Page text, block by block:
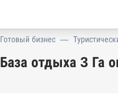
Готовый бизнес —
База отдыха 3 Га